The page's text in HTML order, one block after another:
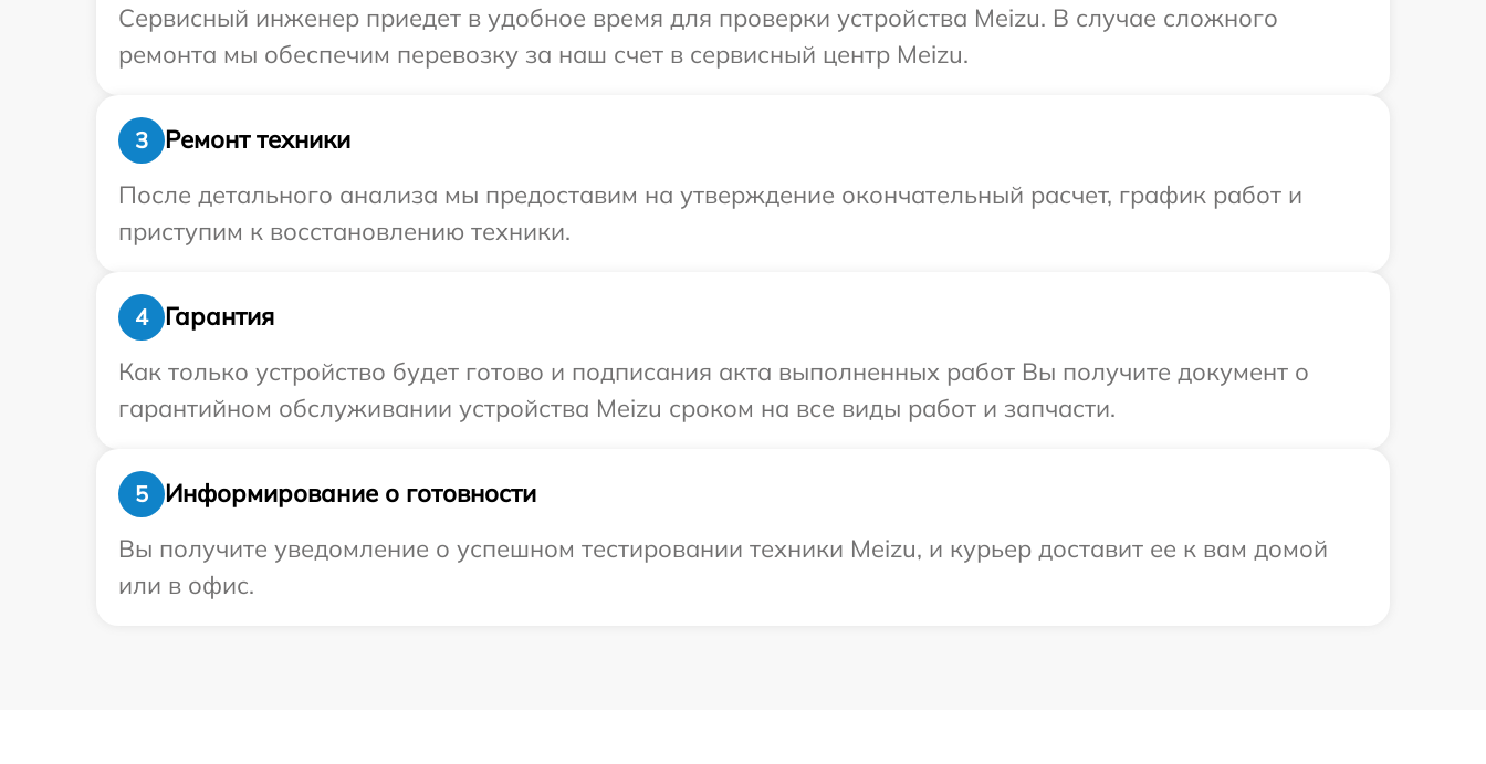
Сервисный инженер приедет в удобное время для проверки устройства Meizu. В случае сложного
ремонта мы обеспечим перевозку за наш счет в сервисный центр Meizu.
3
Ремонт техники
После детального анализа мы предоставим на утверждение окончательный расчет, график работ и
приступим к восстановлению техники.
4
Гарантия
Как только устройство будет готово и подписания акта выполненных работ Вы получите документ о
гарантийном обслуживании устройства Meizu сроком на все виды работ и запчасти.
5
Информирование о готовности
Вы получите уведомление о успешном тестировании техники Meizu, и курьер доставит ее к вам домой
или в офис.